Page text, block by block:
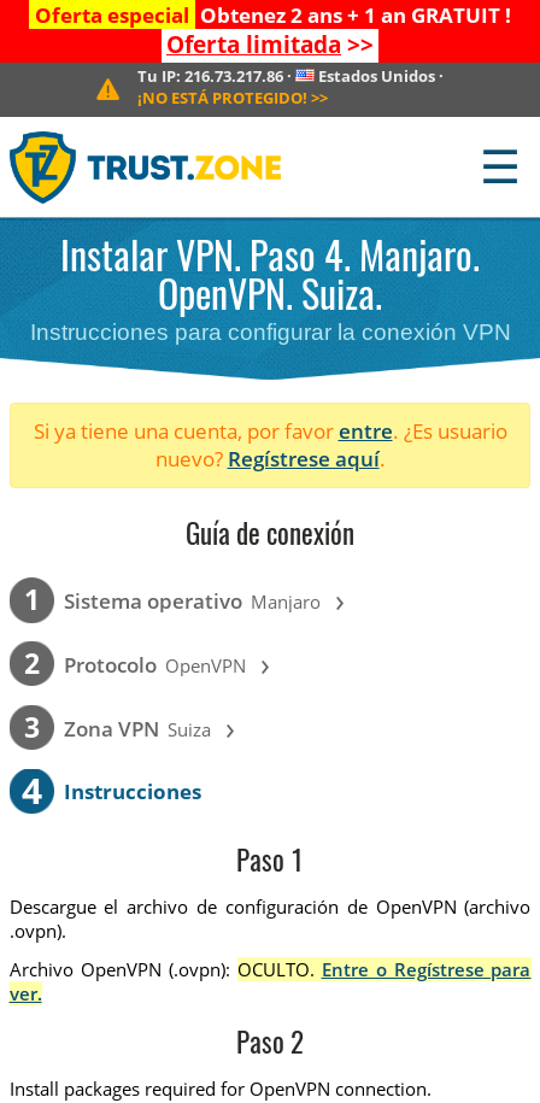
Oferta especial Obtenez 2 ans + 1 an GRATUIT !
Oferta limitada >>
Tu IP:216.73.217.86 · Estados Unidos·
¡NO ESTÁ PROTEGIDO! >>
☰
Instalar VPN. Paso 4. Manjaro.
OpenVPN. Suiza.
Instrucciones para configurar la conexión VPN
Si ya tiene una cuenta, por favorentre. ¿Es usuario
nuevo? Regístrese aquí.
Guía de conexión
1 Sistema operativo Manjaro ›
2 Protocolo OpenVPN ›
3 Zona VPN Suiza ›
4 Instrucciones
Paso 1
Descargue el archivo de configuración de OpenVPN (archivo
.ovpn).
Archivo OpenVPN (.ovpn): OCULTO. Entre o Regístrese para
ver.
Paso 2
Install packages required for OpenVPN connection.